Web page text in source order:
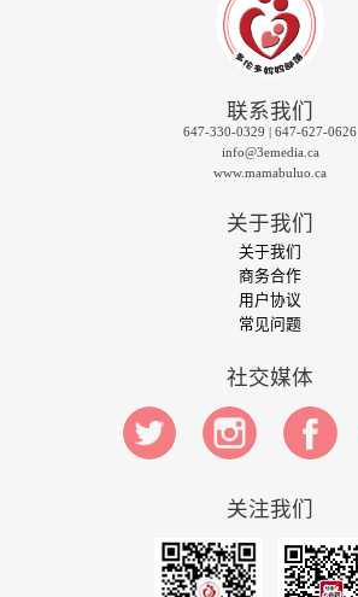
联系我们
647-330-0329 | 647-627-0626
info@3emedia.ca
www.mamabuluo.ca
关于我们
关于我们
商务合作
用户协议
常见问题
社交媒体
关注我们